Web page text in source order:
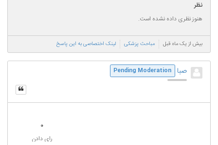
نظر
هنوز نظری داده نشده است.
بیش از یک ماه قبل مباحث پزشکی لینک اختصاصی به این پاسخ
صبا Pending Moderation
0
رای دادن